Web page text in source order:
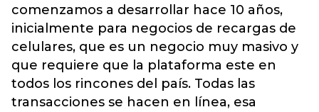
comenzamos a desarrollar hace 10 años,
inicialmente para negocios de recargas de
celulares, que es un negocio muy masivo y
que requiere que la plataforma este en
todos los rincones del país. Todas las
transacciones se hacen en línea, esa